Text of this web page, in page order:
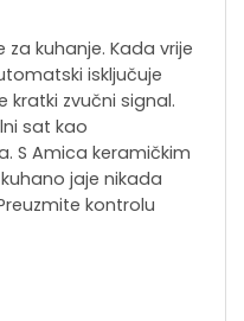
kuhanje. Kada vrije
isključuje
kratki zvučni signal.
sat kao
S Amica keramičkim
jaje nikada
kontrolu